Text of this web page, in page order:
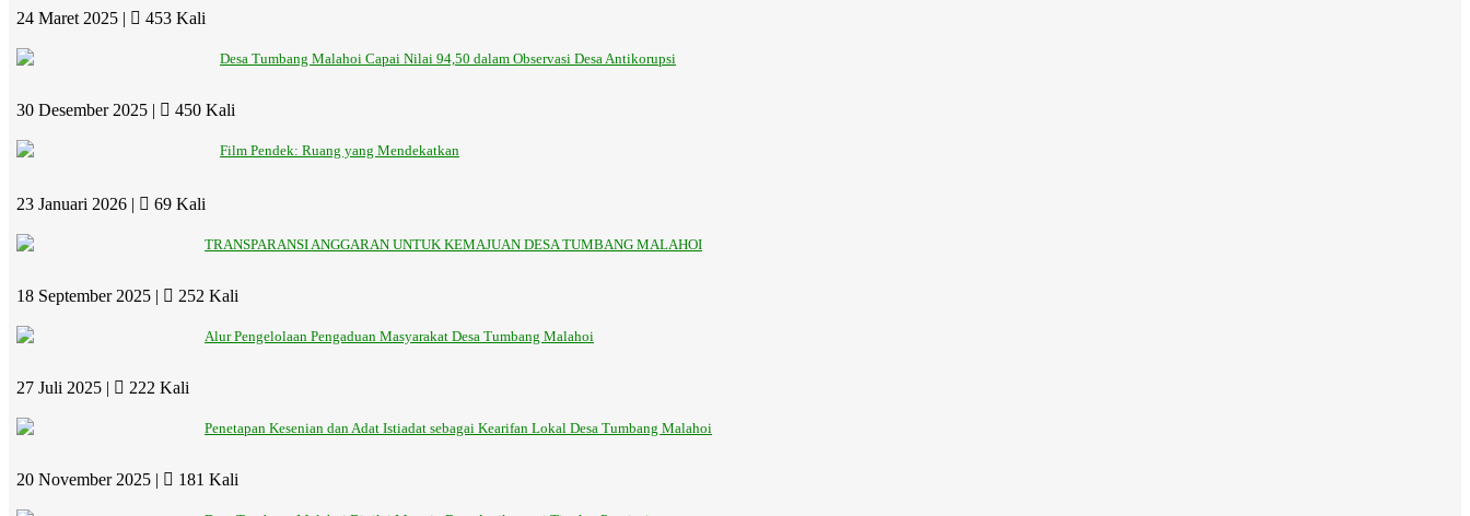
24 Maret 2025 | 453 Kali
Desa Tumbang Malahoi Capai Nilai 94,50 dalam Observasi Desa Antikorupsi
30 Desember 2025 | 450 Kali
Film Pendek: Ruang yang Mendekatkan
23 Januari 2026 | 69 Kali
TRANSPARANSI ANGGARAN UNTUK KEMAJUAN DESA TUMBANG MALAHOI
18 September 2025 | 252 Kali
Alur Pengelolaan Pengaduan Masyarakat Desa Tumbang Malahoi
27 Juli 2025 | 222 Kali
Penetapan Kesenian dan Adat Istiadat sebagai Kearifan Lokal Desa Tumbang Malahoi
20 November 2025 | 181 Kali